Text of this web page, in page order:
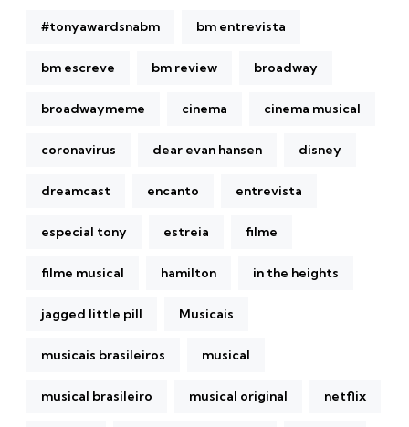
#tonyawardsnabm bm entrevista
bm escreve bm review broadway
broadwaymeme cinema cinema musical
coronavirus dear evan hansen disney
dreamcast encanto entrevista
especial tony estreia filme
filme musical hamilton in the heights
jagged little pill Musicais
musicais brasileiros musical
musical brasileiro musical original netflix